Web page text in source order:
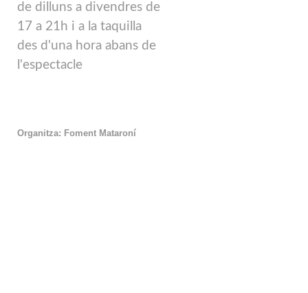
de dilluns a divendres de
17 a 21h i a la taquilla
des d'una hora abans de
l'espectacle
Organitza: Foment Mataroní